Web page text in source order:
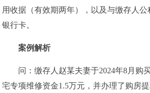
用收据（有效期两年），以及与缴存人
银行卡。
案例解析
问：缴存人赵某夫妻于2024年8月购
宅专项维修资金1.5万元，并办理了购房